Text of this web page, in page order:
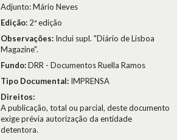
Adjunto: Mário Neves
Edição: 2ª edição
Observações: Inclui supl. "Diário de Lisboa
Magazine".
Fundo:DRR - Documentos Ruella Ramos
Tipo Documental: IMPRENSA
Direitos:
A publicação, total ou parcial, deste documento
exige prévia autorização da entidade
detentora.